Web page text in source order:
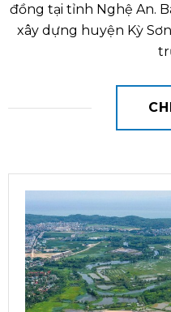
đồng tại tỉnh Nghệ An.
xây dựng huyện Kỳ